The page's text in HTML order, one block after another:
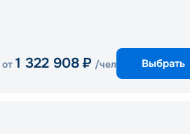
от 1 322 908 ₽ /чел Выбрать